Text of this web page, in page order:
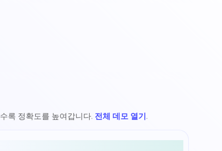
록 정확도를 높여갑니다. 전체 데모 열기.